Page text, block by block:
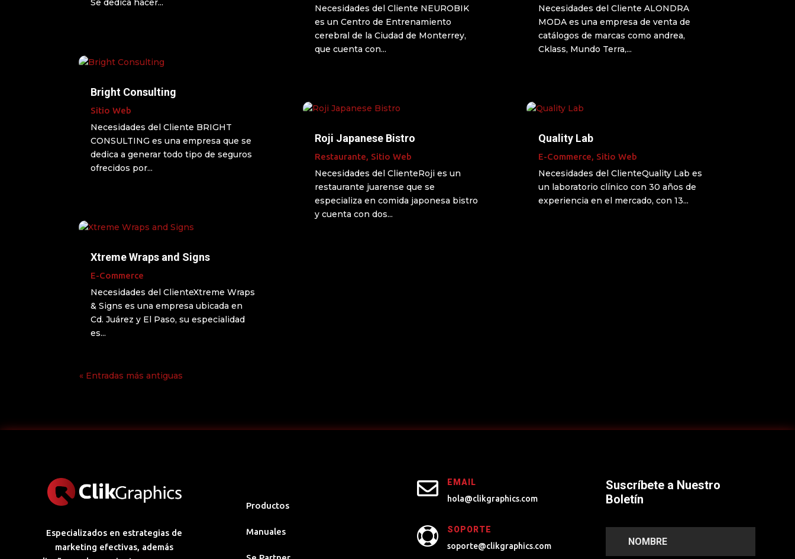
Se dedica hacer...
Bright Consulting
Sitio Web
Necesidades del Cliente BRIGHT
CONSULTING es una empresa que se
dedica a generar todo tipo de seguros
ofrecidos por...
Xtreme Wraps and Signs
E-Commerce
Necesidades del ClienteXtreme Wraps
& Signs es una empresa ubicada en
Cd. Juárez y El Paso, su especialidad
es...
Necesidades del Cliente NEUROBIK
es un Centro de Entrenamiento
cerebral de la Ciudad de Monterrey,
que cuenta con...
Roji Japanese Bistro
Restaurante, Sitio Web
Necesidades del ClienteRoji es un
restaurante juarense que se
especializa en comida japonesa bistro
y cuenta con dos...
Necesidades del Cliente ALONDRA
MODA es una empresa de venta de
catálogos de marcas como andrea,
Cklass, Mundo Terra,...
Quality Lab
E-Commerce, Sitio Web
Necesidades del ClienteQuality Lab es
un laboratorio clínico con 30 años de
experiencia en el mercado, con 13...
« Entradas más antiguas
Especializados en estrategias de
marketing efectivas, además
Productos
Manuales

EMAIL
hola@clikgraphics.com

SOPORTE
soporte@clikgraphics.com
Suscríbete a Nuestro
Boletín